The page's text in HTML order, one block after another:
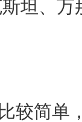
坦、
较简单